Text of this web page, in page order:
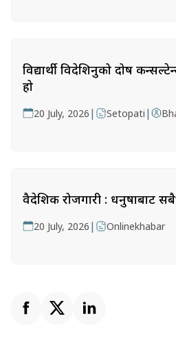
विद्यार्थी विदेशिनुको दोष
हो
20 July, 2026 | Setopati |
वैदेशिक रोजगारी : धनुषाबाट
20 July, 2026 | Onlinekhabar